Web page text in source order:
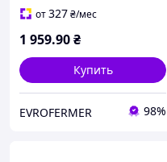
от327₴/мес
1 959.90₴
Купить
EVROFERMER 98%